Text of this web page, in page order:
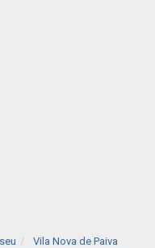
Vila Nova de Paiva